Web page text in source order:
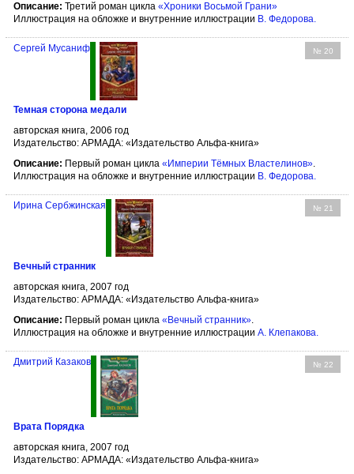
Описание: Третий роман цикла «Хроники Восьмой Грани»
Иллюстрация на обложке и внутренние иллюстрации В. Федорова.
№ 20
Сергей Мусаниф
Темная сторона медали
авторская книга, 2006 год
Издательство: АРМАДА: «Издательство Альфа-книга»
Описание: Первый роман цикла «Империи Тёмных Властелинов».
Иллюстрация на обложке и внутренние иллюстрации В. Федорова.
№ 21
Ирина Сербжинская
Вечный странник
авторская книга, 2007 год
Издательство: АРМАДА: «Издательство Альфа-книга»
Описание: Первый роман цикла «Вечный странник».
Иллюстрация на обложке и внутренние иллюстрации А. Клепакова.
№ 22
Дмитрий Казаков
Врата Порядка
авторская книга, 2007 год
Издательство: АРМАДА: «Издательство Альфа-книга»